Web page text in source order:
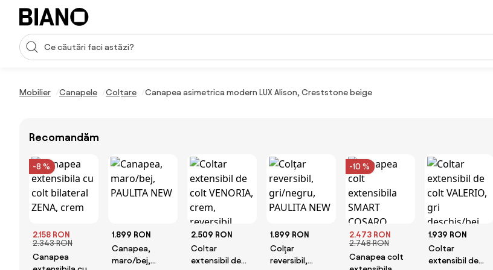
Sari peste navigare, accesează conținutul
Introducerea căutării
Mobilier Canapele Colțare Canapea asimetrica modern LUX Alison, Creststone beige
Recomandăm
-8 %
2.158 RON
2.343 RON
Canapea
1.899 RON
Canapea,
maro/bej,
2.509 RON
Coltar
extensibil de
1.899 RON
Colţar
reversibil,
-10 %
2.473 RON
2.748 RON
Canapea colt
1.939 RON
Coltar
extensibil de